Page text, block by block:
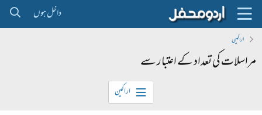
داخل ہوں
اراکین
مراسلات کی تعداد کے اعتبار سے
اراکین